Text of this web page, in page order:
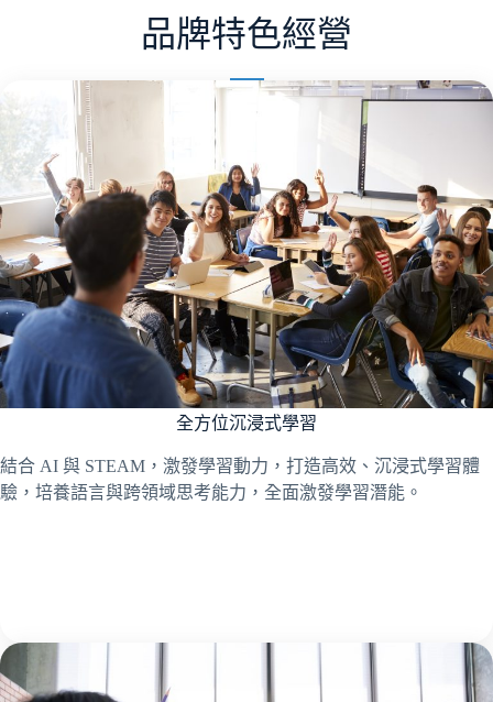
品牌特色經營
全方位沉浸式學習
結合 AI 與 STEAM，激發學習動力，打造高效、沉浸式學習體
驗，培養語言與跨領域思考能力，全面激發學習潛能。